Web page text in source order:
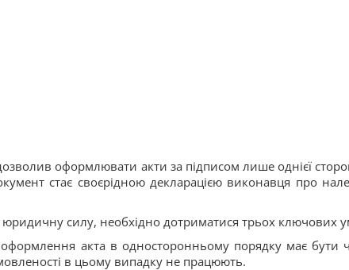
оформлювати акти за підписом лише однієї
стає своєрідною декларацією виконавця про
силу, необхідно дотриматися трьох ключових
акта в односторонньому порядку має бути
в цьому випадку не працюють.